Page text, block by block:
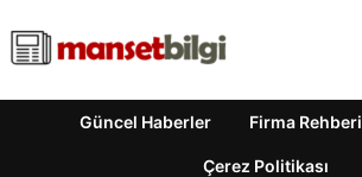
Güncel Haberler Firma Rehberi
Çerez Politikası